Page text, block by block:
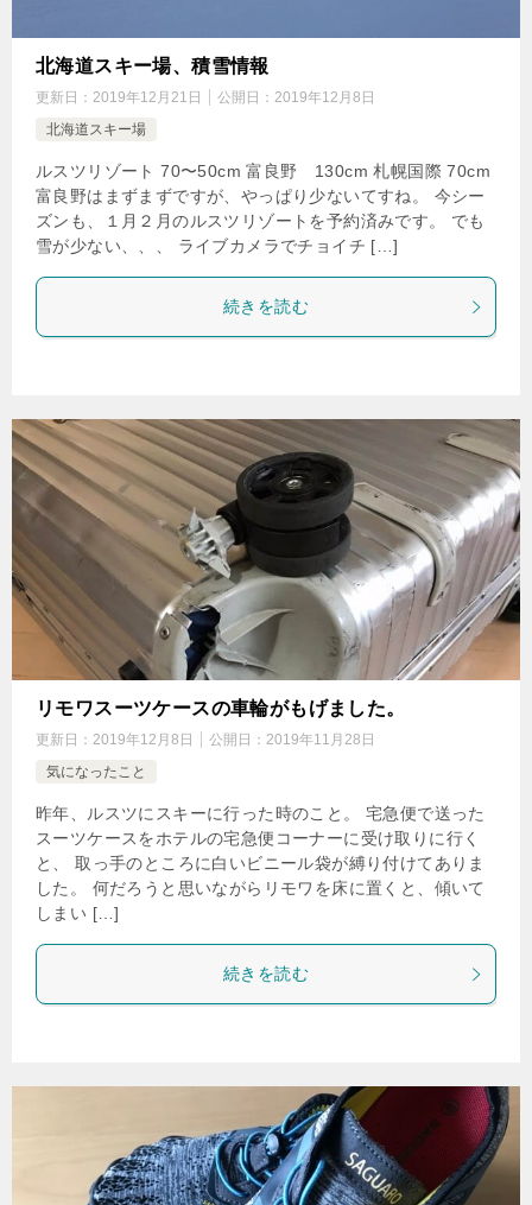
北海道スキー場、積雪情報
更新日： 2019年12月21日 公開日： 2019年12月8日
北海道スキー場
ルスツリゾート 70〜50cm 富良野 130cm 札幌国際 70cm
富良野はまずまずですが、やっぱり少ないてすね。 今シー
ズンも、１月２月のルスツリゾートを予約済みです。 でも
雪が少ない、、、 ライブカメラでチョイチ […]
続きを読む
リモワスーツケースの車輪がもげました。
更新日： 2019年12月8日 公開日： 2019年11月28日
気になったこと
昨年、ルスツにスキーに行った時のこと。 宅急便で送った
スーツケースをホテルの宅急便コーナーに受け取りに行く
と、 取っ手のところに白いビニール袋が縛り付けてありま
した。 何だろうと思いながらリモワを床に置くと、傾いて
しまい […]
続きを読む